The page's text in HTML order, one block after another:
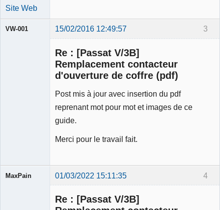
Site Web
3
VW-001 15/02/2016 12:49:57
Re : [Passat V/3B]
Remplacement contacteur
d'ouverture de coffre (pdf)
Post mis à jour avec insertion du pdf
reprenant mot pour mot et images de ce
guide.
Merci pour le travail fait.
4
MaxPain 01/03/2022 15:11:35
Re : [Passat V/3B]